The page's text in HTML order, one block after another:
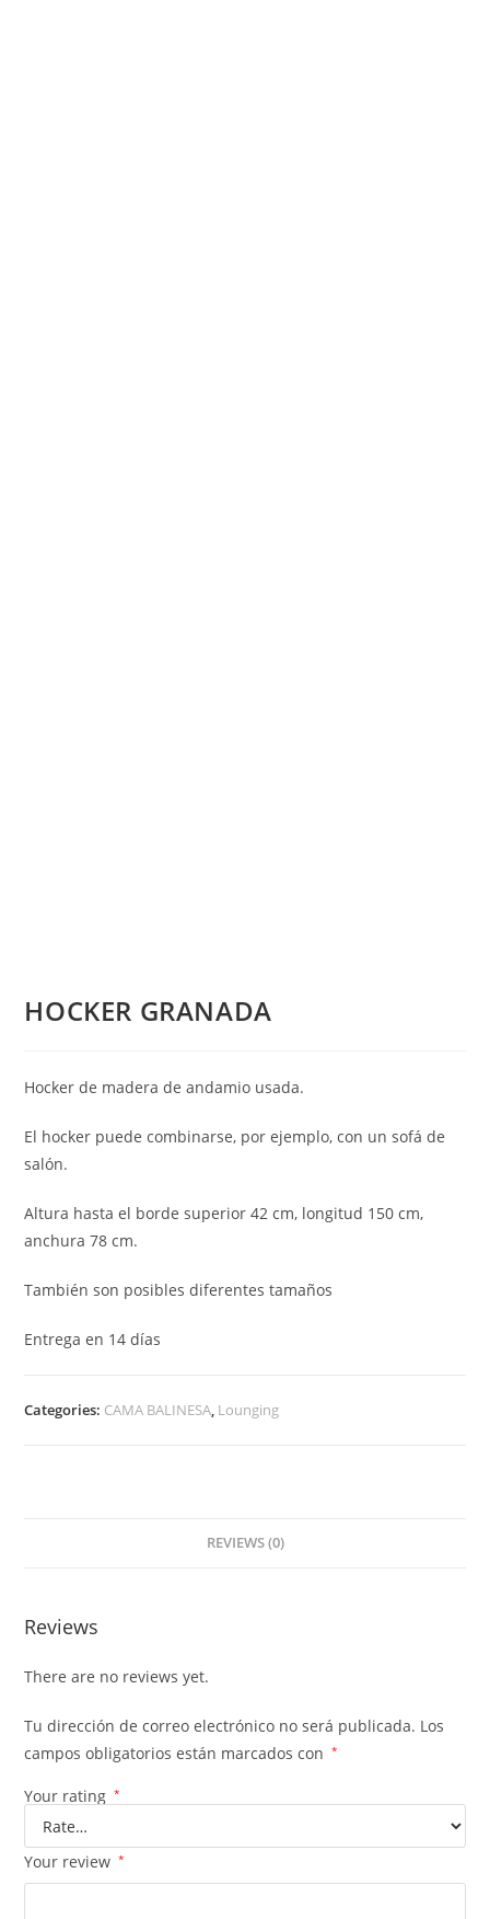
HOCKER GRANADA
Hocker de madera de andamio usada.
El hocker puede combinarse, por ejemplo, con un sofá de
salón.
Altura hasta el borde superior 42 cm, longitud 150 cm,
anchura 78 cm.
También son posibles diferentes tamaños
Entrega en 14 días
Categories: CAMA BALINESA, Lounging
REVIEWS (0)
Reviews
There are no reviews yet.
Tu dirección de correo electrónico no será publicada. Los
campos obligatorios están marcados con
*
Your rating *
Your review *